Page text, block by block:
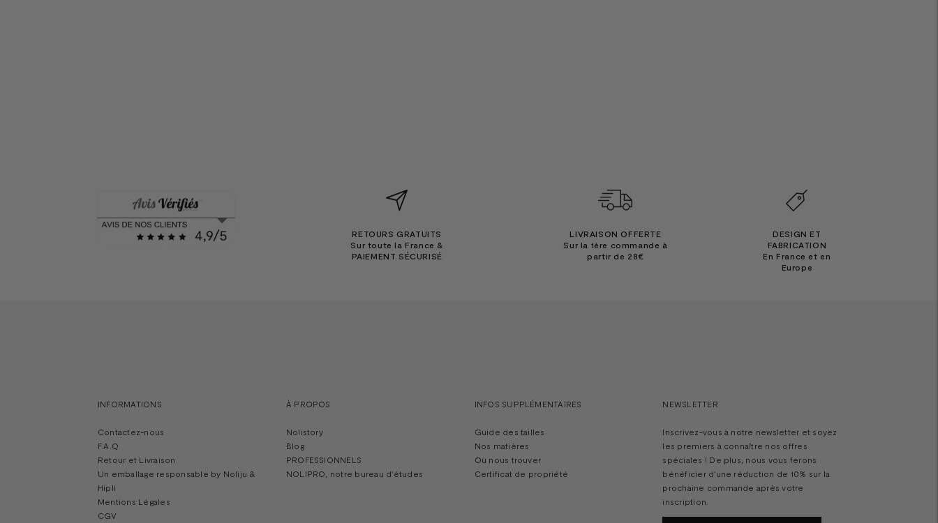
RETOURS GRATUITS
Sur toute la France &
PAIEMENT SÉCURISÉ
LIVRAISON OFFERTE
Sur la 1ère commande à
partir de 28€
DESIGN ET
FABRICATION
En France et en
Europe
INFORMATIONS
Contactez-nous
F.A.Q
Retour et Livraison
Un emballage responsable by Noliju &
Hipli
Mentions Légales
CGV
À PROPOS
Nolistory
Blog
PROFESSIONNELS
NOLIPRO, notre bureau d'études
INFOS SUPPLÉMENTAIRES
Guide des tailles
Nos matières
Où nous trouver
Certificat de propriété
NEWSLETTER
Inscrivez-vous à notre newsletter et soyez
les premiers à connaître nos offres
spéciales ! De plus, nous vous ferons
bénéficier d'une réduction de 10% sur la
prochaine commande après votre
inscription.